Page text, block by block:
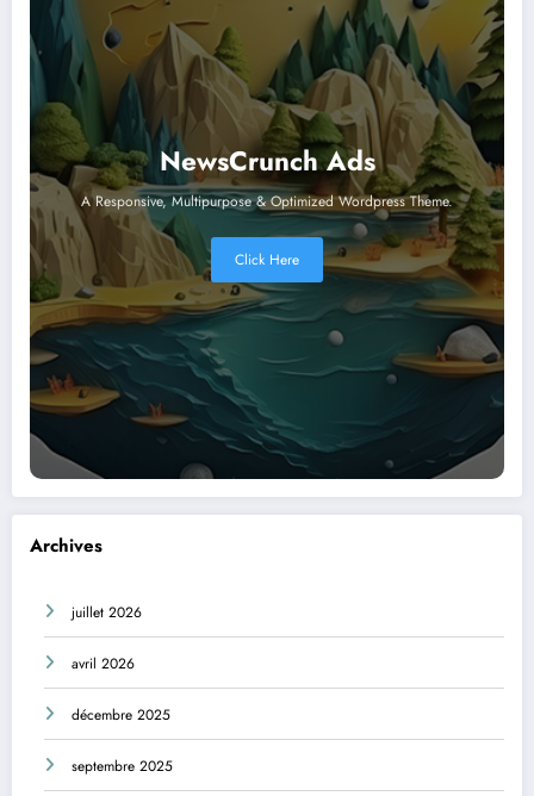
NewsCrunch Ads
A Responsive, Multipurpose & Optimized Wordpress Theme.
Click Here
Archives
juillet 2026
avril 2026
décembre 2025
septembre 2025